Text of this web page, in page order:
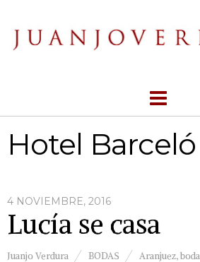
Hotel Barceló
4 NOVIEMBRE, 2016
Lucía se casa
Juanjo Verdura BODAS Aranjuez,boda